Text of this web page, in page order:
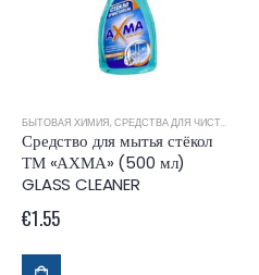
БЫТОВАЯ ХИМИЯ, СРЕДСТВА ДЛЯ ЧИСТКИ И УБОРКИ
Средство для мытья стёкол
ТМ «АХМА» (500 мл)
GLASS CLEANER
€1.55